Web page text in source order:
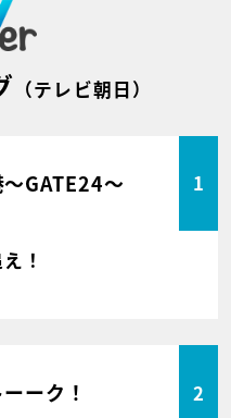
（テレビ朝日）
GATE24～ 1
！
ーク！ 2